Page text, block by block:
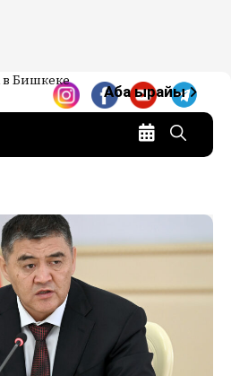
—
в Бишкеке
Аба ырайы